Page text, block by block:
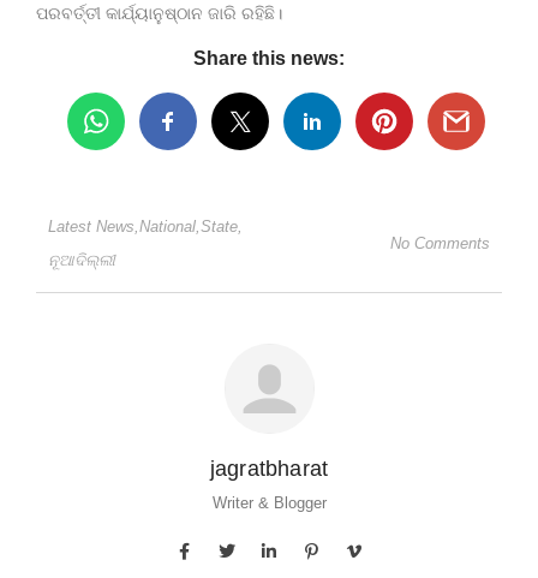
ପରବର୍ତ୍ତୀ କାର୍ଯ୍ୟାନୁଷ୍ଠାନ ଜାରି ରହିଛି।
Share this news:
Latest News National State
ନୂଆଦିଲ୍ଲୀ
No Comments
jagratbharat
Writer & Blogger